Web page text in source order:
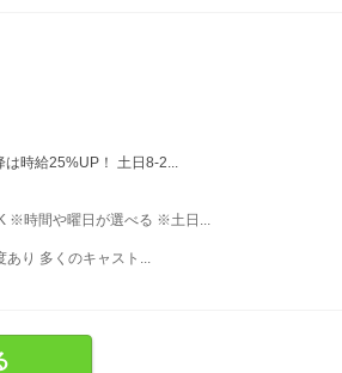
は時給25%UP！ 土日8-2...
※時間や曜日が選べる ※土日...
り 多くのキャスト...